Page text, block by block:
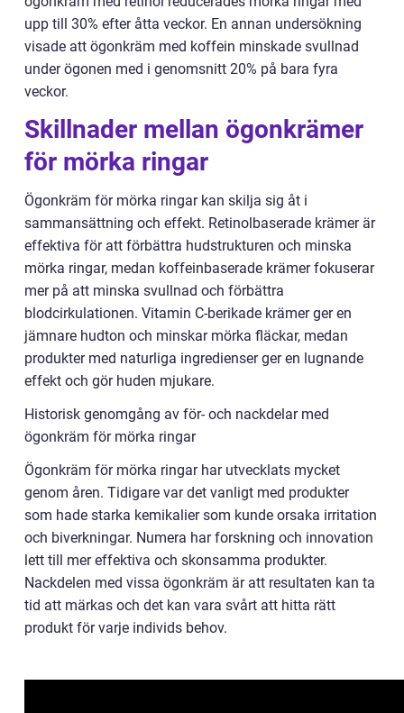
upp till 30% efter åtta veckor. En annan undersökning
visade att ögonkräm med koffein minskade svullnad
under ögonen med i genomsnitt 20% på bara fyra
veckor.
Skillnader mellan ögonkrämer
för mörka ringar
Ögonkräm för mörka ringar kan skilja sig åt i
sammansättning och effekt. Retinolbaserade krämer är
effektiva för att förbättra hudstrukturen och minska
mörka ringar, medan koffeinbaserade krämer fokuserar
mer på att minska svullnad och förbättra
blodcirkulationen. Vitamin C-berikade krämer ger en
jämnare hudton och minskar mörka fläckar, medan
produkter med naturliga ingredienser ger en lugnande
effekt och gör huden mjukare.
Historisk genomgång av för- och nackdelar med
ögonkräm för mörka ringar
Ögonkräm för mörka ringar har utvecklats mycket
genom åren. Tidigare var det vanligt med produkter
som hade starka kemikalier som kunde orsaka irritation
och biverkningar. Numera har forskning och innovation
lett till mer effektiva och skonsamma produkter.
Nackdelen med vissa ögonkräm är att resultaten kan ta
tid att märkas och det kan vara svårt att hitta rätt
produkt för varje individs behov.